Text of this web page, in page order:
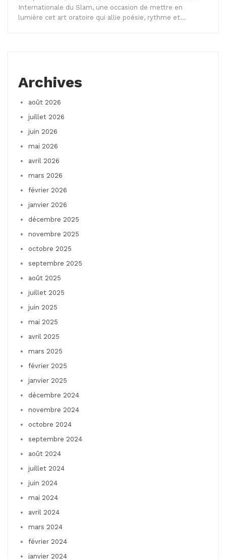
Internationale du Slam, une occasion de mettre en
lumière cet art oratoire qui allie poésie, rythme et…
Archives
août 2026
juillet 2026
juin 2026
mai 2026
avril 2026
mars 2026
février 2026
janvier 2026
décembre 2025
novembre 2025
octobre 2025
septembre 2025
août 2025
juillet 2025
juin 2025
mai 2025
avril 2025
mars 2025
février 2025
janvier 2025
décembre 2024
novembre 2024
octobre 2024
septembre 2024
août 2024
juillet 2024
juin 2024
mai 2024
avril 2024
mars 2024
février 2024
janvier 2024